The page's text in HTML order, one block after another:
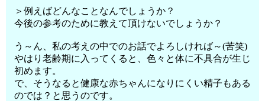
＞例えばどんなことなんでしょうか？
今後の参考のために教えて頂けないでしょうか？
う～ん、私の考えの中でのお話でよろしければ～(苦笑)
やはり老齢期に入ってくると、色々と体に不具合が生じ
初めます。
で、そうなると健康な赤ちゃんになりにくい精子もある
のでは？と思うのです。